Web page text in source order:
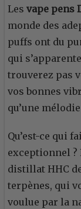
Les vape pens
monde des
puffs ont du
qui
trouverez pas
vos bonnes
qu’une
Qu’est-ce qui
exceptionnel ?
distillat HHC
terpènes, qui
voulue par la